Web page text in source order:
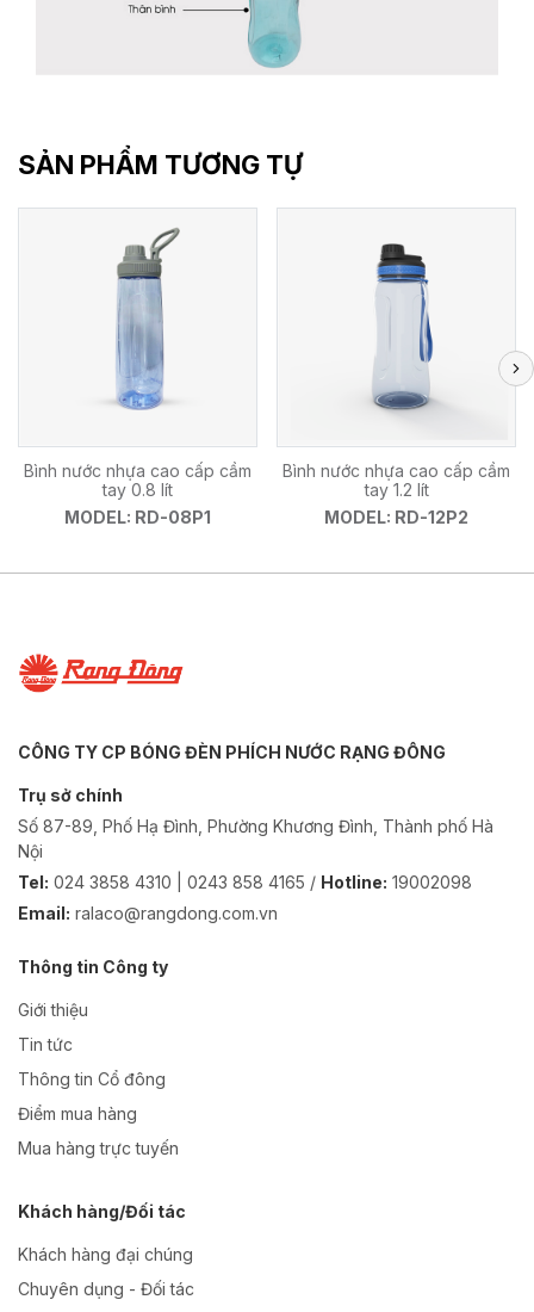
SẢN PHẨM TƯƠNG TỰ
Bình nước nhựa cao cấp cầm
tay 0.8 lít
MODEL: RD-08P1
Bình nước nhựa cao cấp cầm
tay 1.2 lít
MODEL: RD-12P2
CÔNG TY CP BÓNG ĐÈN PHÍCH NƯỚC RẠNG ĐÔNG
Trụ sở chính
Số 87-89, Phố Hạ Đình, Phường Khương Đình, Thành phố Hà
Nội
Tel: 024 3858 4310 | 0243 858 4165 / Hotline: 19002098
Email: ralaco@rangdong.com.vn
Thông tin Công ty
Giới thiệu
Tin tức
Thông tin Cổ đông
Điểm mua hàng
Mua hàng trực tuyến
Khách hàng/Đối tác
Khách hàng đại chúng
Chuyên dụng - Đối tác